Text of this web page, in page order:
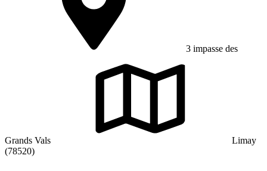
3 impasse des
Grands Vals
Limay
(78520)